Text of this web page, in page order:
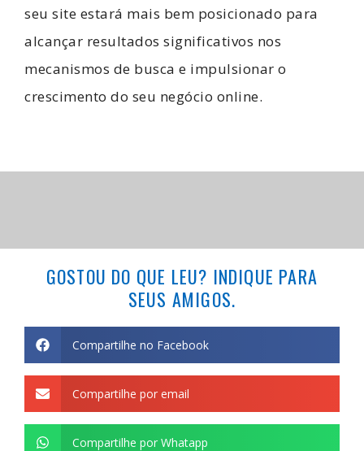
seu site estará mais bem posicionado para
alcançar resultados significativos nos
mecanismos de busca e impulsionar o
crescimento do seu negócio online.
GOSTOU DO QUE LEU? INDIQUE PARA
SEUS AMIGOS.
Compartilhe no Facebook
Compartilhe por email
Compartilhe por Whatapp